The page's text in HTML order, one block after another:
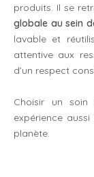
produits. Il se
globale au sein
lavable et
attentive aux
d’un respect
Choisir un soin
expérience
planète.